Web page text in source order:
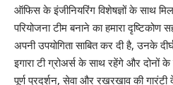
ऑफिस के इंजीनियरिंग विशेषज्ञों के साथ
परियोजना टीम बनाने का हमारा
अपनी उपयोगिता साबित कर दी है, उनके
इगारा टी ग्रोअर्स के साथ रहेंगे और
पूर्ण प्रदर्शन, सेवा और रखरखाव की